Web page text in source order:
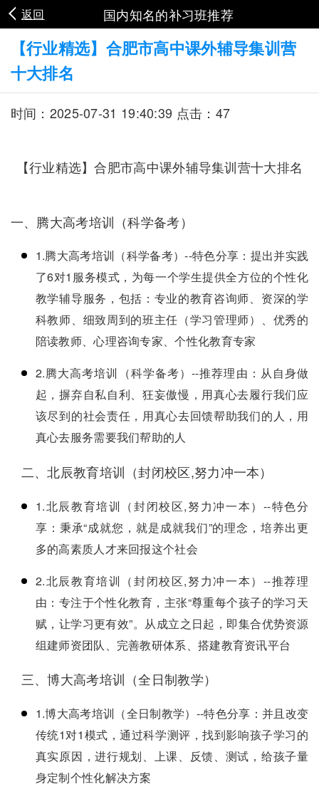
返回 国内知名的补习班推荐
【行业精选】合肥市高中课外辅导集训营
十大排名
时间：2025-07-31 19:40:39 点击：47
【行业精选】合肥市高中课外辅导集训营十大排名
一、腾大高考培训（科学备考）
1.腾大高考培训（科学备考）--特色分享：提出并实践
了6对1服务模式，为每一个学生提供全方位的个性化
教学辅导服务，包括：专业的教育咨询师、资深的学
科教师、细致周到的班主任（学习管理师）、优秀的
陪读教师、心理咨询专家、个性化教育专家
2.腾大高考培训（科学备考）--推荐理由：从自身做
起，摒弃自私自利、狂妄傲慢，用真心去履行我们应
该尽到的社会责任，用真心去回馈帮助我们的人，用
真心去服务需要我们帮助的人
二、北辰教育培训（封闭校区,努力冲一本）
1.北辰教育培训（封闭校区,努力冲一本）--特色分
享：秉承“成就您，就是成就我们”的理念，培养出更
多的高素质人才来回报这个社会
2.北辰教育培训（封闭校区,努力冲一本）--推荐理
由：专注于个性化教育，主张“尊重每个孩子的学习天
赋，让学习更有效”。从成立之日起，即集合优势资源
组建师资团队、完善教研体系、搭建教育资讯平台
三、博大高考培训（全日制教学）
1.博大高考培训（全日制教学）--特色分享：并且改变
传统1对1模式，通过科学测评，找到影响孩子学习的
真实原因，进行规划、上课、反馈、测试，给孩子量
身定制个性化解决方案